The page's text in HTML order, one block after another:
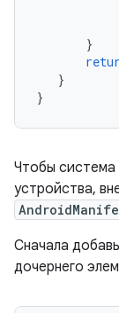
}
}
}
Чтобы система
устройства,
Сначала
дочернего